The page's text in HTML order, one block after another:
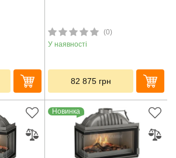
(0)
У наявності
82 875 грн
Новинка